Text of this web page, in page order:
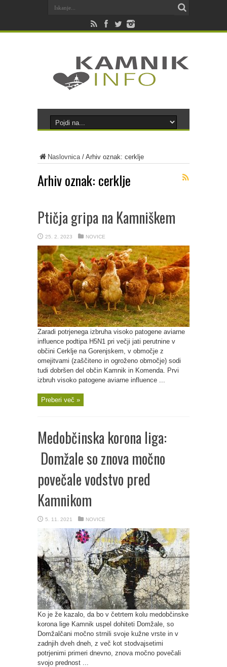
Naslovnica/ Arhiv oznak: cerklje
Arhiv oznak: cerklje
Ptičja gripa na Kamniškem
25. 2. 2023 NOVICE
Zaradi potrjenega izbruha visoko patogene aviarne
influence podtipa H5N1 pri večji jati perutnine v
občini Cerklje na Gorenjskem, v območje z
omejitvami (zaščiteno in ogroženo območje) sodi
tudi dobršen del občin Kamnik in Komenda. Prvi
izbruh visoko patogene aviarne influence ...
Preberi več »
Medobčinska korona liga:
Domžale so znova močno
povečale vodstvo pred
Kamnikom
5. 11. 2021 NOVICE
Ko je že kazalo, da bo v četrtem kolu medobčinske
korona lige Kamnik uspel dohiteti Domžale, so
Domžalčani močno strnili svoje kužne vrste in v
zadnjih dveh dneh, z več kot stodvajsetimi
potrjenimi primeri dnevno, znova močno povečali
svojo prednost ...